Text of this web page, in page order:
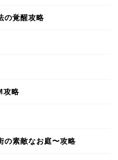
の覚醒攻略
攻略
の素敵なお庭〜攻略